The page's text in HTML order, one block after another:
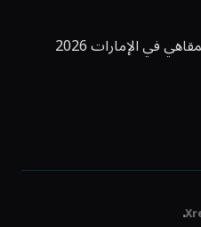
في الإمارات 2026
.